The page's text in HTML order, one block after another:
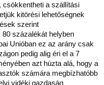
csökkentheti a szállítási
kitörési lehetőségnek
szerint
százalékát helyben
Unióban ez az arány csak
pedig alig éri el a 7
azt húzta alá, hogy a
számára megbízhatóbb
vidéki gazdaság